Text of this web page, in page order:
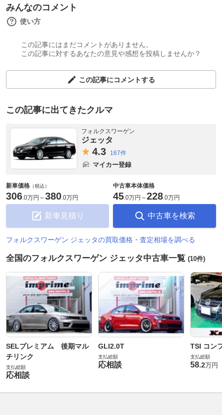
みんなのコメント
使い方
この記事にはまだコメントがありません。
この記事に対するあなたの意見や感想を投稿しませんか？
この記事にコメントする
この記事に出てきたクルマ
フォルクスワーゲン
ジェッタ
4.3 167件
マイカー登録
新車価格 （税込）
306.0万円 ～380.0万円
新車見積り
中古車本体価格
45.0万円 ～228.0万円
中古車を検索
フォルクスワーゲン ジェッタの買取価格・査定相場を調べる
全国のフォルクスワーゲン ジェッタ中古車一覧 (10件)
SELプレミアム 後期マル
チリンク
支払総額
応相談
GLI2.0T
支払総額
応相談
TSI コン
支払総額
58.2万円